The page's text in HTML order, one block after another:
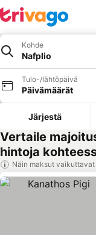
Kohde
Nafplio
Tulo-/lähtöpäivä
Päivämäärät
Järjestä
Vertaile
hintoja
Näin maksut